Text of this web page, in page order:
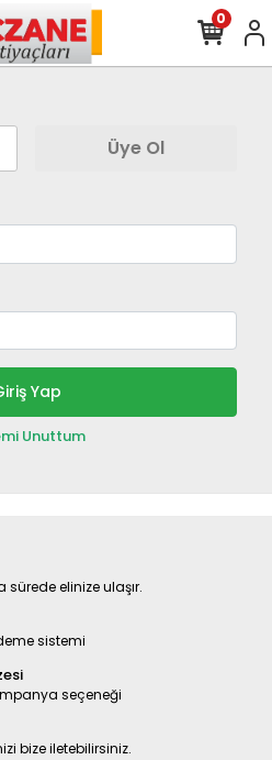
0
Üye Ol
Yap
Unuttum
sürede elinize ulaşır.
sistemi
seçeneği
bize iletebilirsiniz.